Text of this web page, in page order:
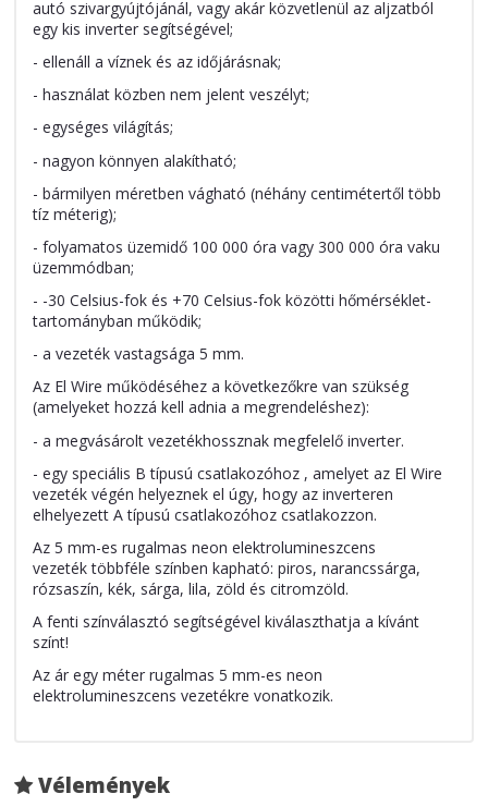
autó szivargyújtójánál, vagy akár közvetlenül az aljzatból
egy kis inverter segítségével;
- ellenáll a víznek és az időjárásnak;
- használat közben nem jelent veszélyt;
- egységes világítás;
- nagyon könnyen alakítható;
- bármilyen méretben vágható (néhány centimétertől több
tíz méterig);
- folyamatos üzemidő 100 000 óra vagy 300 000 óra vaku
üzemmódban;
- -30 Celsius-fok és +70 Celsius-fok közötti hőmérséklet-
tartományban működik;
- a vezeték vastagsága 5 mm.
Az El Wire működéséhez a következőkre van szükség
(amelyeket hozzá kell adnia a megrendeléshez):
- a megvásárolt vezetékhossznak megfelelő inverter.
- egy speciális B típusú csatlakozóhoz , amelyet az El Wire
vezeték végén helyeznek el úgy, hogy az inverteren
elhelyezett A típusú csatlakozóhoz csatlakozzon.
Az 5 mm-es rugalmas neon elektrolumineszcens
vezeték többféle színben kapható: piros, narancssárga,
rózsaszín, kék, sárga, lila, zöld és citromzöld.
A fenti színválasztó segítségével kiválaszthatja a kívánt
színt!
Az ár egy méter rugalmas 5 mm-es neon
elektrolumineszcens vezetékre vonatkozik.
Vélemények